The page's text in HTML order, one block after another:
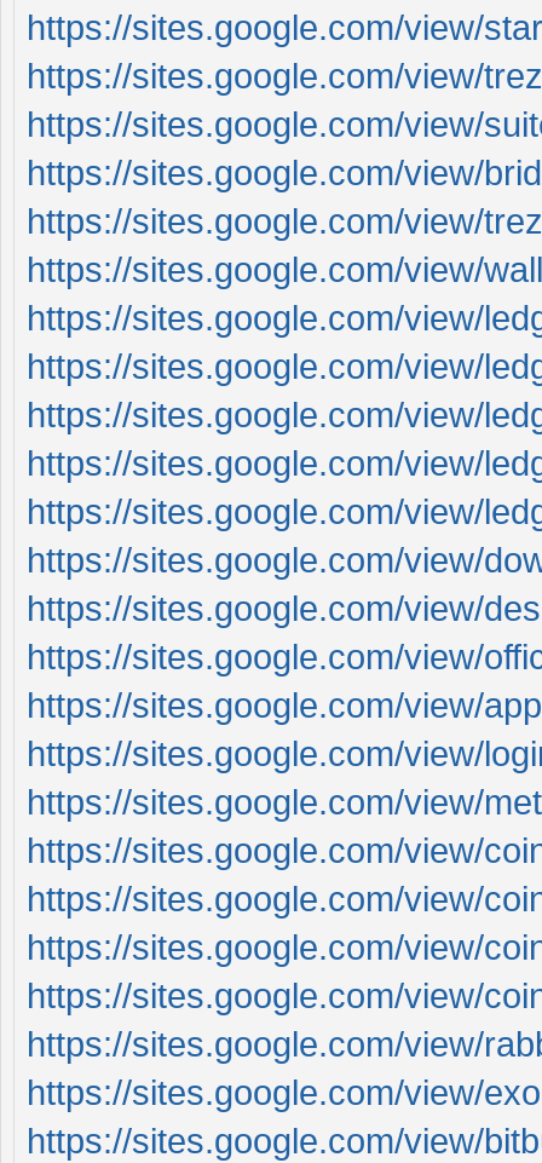
https://sites.google.com/view/
https://sites.google.com/view/
https://sites.google.com/view/
https://sites.google.com/view/
https://sites.google.com/view/
https://sites.google.com/view/
https://sites.google.com/view/
https://sites.google.com/view/
https://sites.google.com/view/
https://sites.google.com/view/
https://sites.google.com/view/
https://sites.google.com/view/
https://sites.google.com/view/
https://sites.google.com/view/
https://sites.google.com/view/
https://sites.google.com/view/
https://sites.google.com/view/
https://sites.google.com/view/
https://sites.google.com/view/
https://sites.google.com/view/
https://sites.google.com/view/
https://sites.google.com/view/
https://sites.google.com/view/
https://sites.google.com/view/